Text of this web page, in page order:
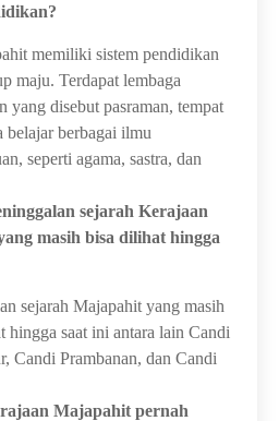
memiliki sistem pendidikan
maju. Terdapat lembaga
yang disebut pasraman, tempat
belajar berbagai ilmu
seperti agama, sastra, dan
sejarah Kerajaan
masih bisa dilihat hingga
sejarah Majapahit yang masih
hingga saat ini antara lain Candi
Candi Prambanan, dan Candi
Majapahit pernah